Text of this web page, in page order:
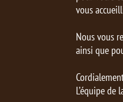
vous
Nous vous
ainsi que
L’équipe de